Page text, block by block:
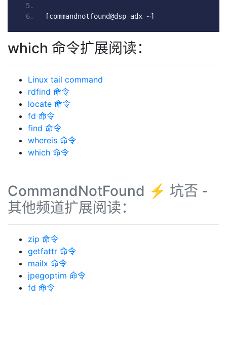
[commandnotfound@dsp-adx ~]
which 命令扩展阅读：
Linux tail command
rdfind 命令
locate 命令
fd 命令
find 命令
whereis 命令
which 命令
CommandNotFound ⚡️ 坑否 -
其他频道扩展阅读：
zip 命令
getfattr 命令
mailx 命令
jpegoptim 命令
fd 命令